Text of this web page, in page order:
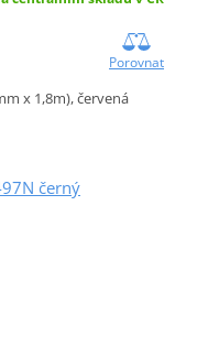
Porovnat
x 1,8m), červená
černý